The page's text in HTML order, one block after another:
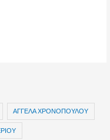
ΑΓΓΕΛΑ ΧΡΟΝΟΠΟΥΛΟΥ